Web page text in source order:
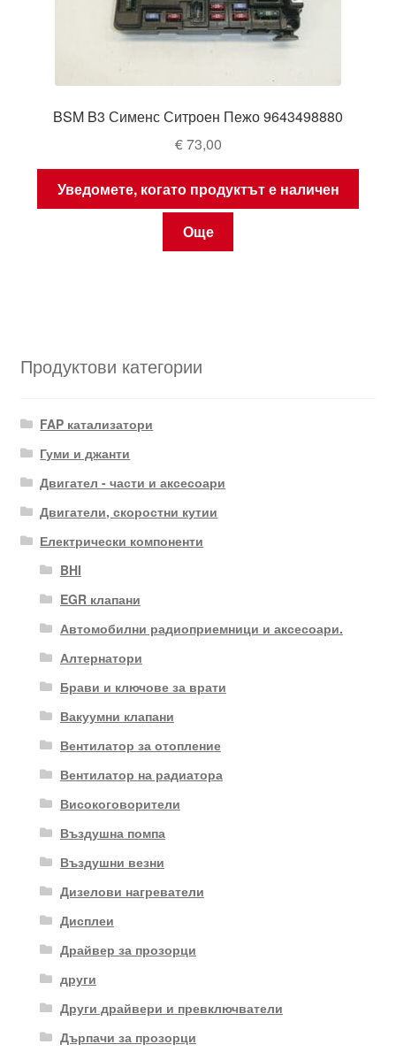
BSM B3 Сименс Ситроен Пежо 9643498880
€73,00
Уведомете, когато продуктът е наличен
Още
Продуктови категории
FAP катализатори
Гуми и джанти
Двигател - части и аксесоари
Двигатели, скоростни кутии
Електрически компоненти
BHI
EGR клапани
Автомобилни радиоприемници и аксесоари.
Алтернатори
Брави и ключове за врати
Вакуумни клапани
Вентилатор за отопление
Вентилатор на радиатора
Високоговорители
Въздушна помпа
Въздушни везни
Дизелови нагреватели
Дисплеи
Драйвер за прозорци
други
Други драйвери и превключватели
Дърпачи за прозорци